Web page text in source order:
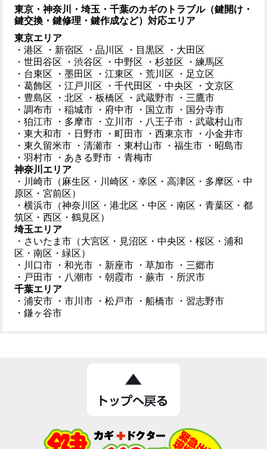
東京・神奈川・埼玉・千葉のカギのトラブル（鍵開け・
鍵交換・鍵修理・鍵作成など）対応エリア
東京エリア
・港区
・新宿区 ・品川区 ・目黒区
・大田区
・世田谷区
・渋谷区 ・中野区 ・杉並区
・練馬区
・台東区
・墨田区 ・江東区 ・荒川区
・足立区
・葛飾区
・江戸川区 ・千代田区 ・中央区
・文京区
・豊島区
・北区 ・板橋区 ・武蔵野市
・三鷹市
・調布市
・稲城市 ・府中市 ・国立市
・国分寺市
・狛江市
・多摩市 ・立川市 ・八王子市
・武蔵村山市
・東大和市
・日野市 ・町田市 ・西東京市
・小金井市
・東久留米市
・清瀬市 ・東村山市 ・福生市
・昭島市
・羽村市
・あきる野市
・青梅市
神奈川エリア
・川崎市（麻生区・川崎区・幸区・高津区・多摩区・中
原区・宮前区）
・横浜市（神奈川区・港北区・中区・南区・青葉区・都
筑区・西区・鶴見区）
埼玉エリア
・さいたま市（大宮区・見沼区・中央区・桜区・浦和
区・南区・緑区）
・川口市
・和光市 ・新座市 ・草加市
・三郷市
・戸田市
・八潮市 ・朝霞市 ・蕨市
・所沢市
千葉エリア
・浦安市
・市川市 ・松戸市 ・船橋市
・習志野市
・鎌ヶ谷市